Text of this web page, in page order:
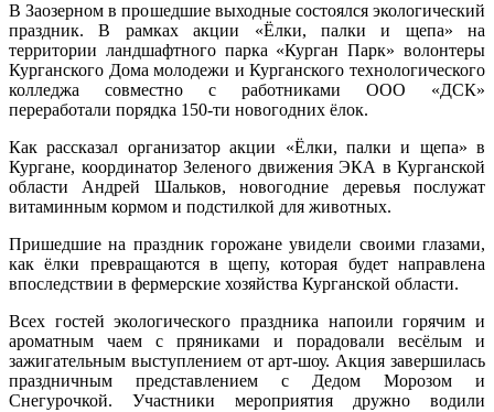
В Заозерном в прошедшие выходные состоялся экологический
праздник. В рамках акции «Ёлки, палки и щепа» на
территории ландшафтного парка «Курган Парк» волонтеры
Курганского Дома молодежи и Курганского технологического
колледжа совместно с работниками ООО «ДСК»
переработали порядка 150-ти новогодних ёлок.
Как рассказал организатор акции «Ёлки, палки и щепа» в
Кургане, координатор Зеленого движения ЭКА в Курганской
области Андрей Шальков, новогодние деревья послужат
витаминным кормом и подстилкой для животных.
Пришедшие на праздник горожане увидели своими глазами,
как ёлки превращаются в щепу, которая будет направлена
впоследствии в фермерские хозяйства Курганской области.
Всех гостей экологического праздника напоили горячим и
ароматным чаем с пряниками и порадовали весёлым и
зажигательным выступлением от арт-шоу. Акция завершилась
праздничным представлением с Дедом Морозом и
Снегурочкой. Участники мероприятия дружно водили